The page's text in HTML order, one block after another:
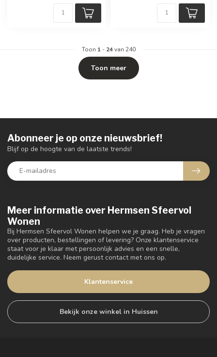
Toon 1- 24van 240
Toon meer
Meer informatie over Hermsen Sfeervol
Wonen
Bij Hermsen Sfeervol Wonen helpen we je graag. Heb je vragen
over producten, bestellingen of levering? Onze klantenservice
staat voor je klaar met persoonlijk advies en een snelle,
duidelijke service. Neem gerust contact met ons op.
Klantenservice
Bekijk onze winkel in Huissen
Abonneer je op onze nieuwsbrief!
Blijf op de hoogte van de laatste trends!